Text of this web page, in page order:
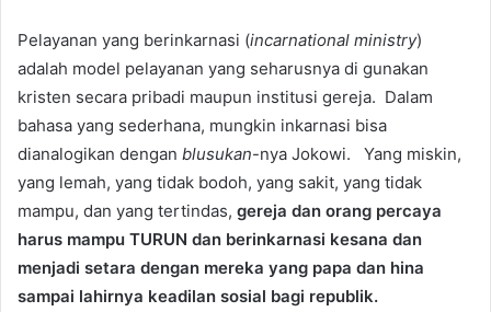
Pelayanan yang berinkarnasi (incarnational ministry)
adalah model pelayanan yang seharusnya di gunakan
kristen secara pribadi maupun institusi gereja. Dalam
bahasa yang sederhana, mungkin inkarnasi bisa
dianalogikan dengan blusukan-nya Jokowi. Yang miskin,
yang lemah, yang tidak bodoh, yang sakit, yang tidak
mampu, dan yang tertindas, gereja dan orang percaya
harus mampu TURUN dan berinkarnasi kesana dan
menjadi setara dengan mereka yang papa dan hina
sampai lahirnya keadilan sosial bagi republik.